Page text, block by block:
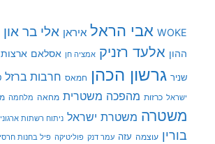
WOKE אבי הראל איראן אלי בר און
ההון אלעד רזניק אמציה חן אסלאם
שניר גרשון הכהן חמאס חרבות ברזל
ישראל כרזות מהפכה משטרית מחאה מלחמה
משטרה משטרת ישראל ניתוח רשתות
בורין עוצמה עזה עמר דנק פוליטיקה פיל בחנות